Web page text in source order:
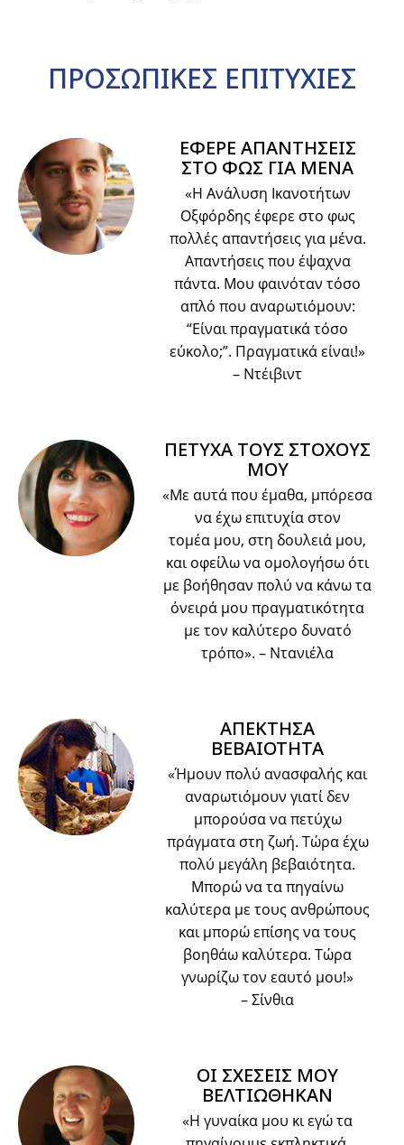
ΠΡΟΣΩΠΙΚΕΣ ΕΠΙΤΥΧΙΕΣ
ΕΦΕΡΕ ΑΠΑΝΤΗΣΕΙΣ
ΣΤΟ ΦΩΣ ΓΙΑ ΜΕΝΑ
«Η Ανάλυση Ικανοτήτων
Οξφόρδης έφερε στο φως
πολλές απαντήσεις για μένα.
Απαντήσεις που έψαχνα
πάντα. Μου φαινόταν τόσο
απλό που αναρωτιόμουν:
“Είναι πραγματικά τόσο
εύκολο;”. Πραγματικά είναι!»
– Ντέιβιντ
ΠΕΤΥΧΑ ΤΟΥΣ ΣΤΟΧΟΥΣ
ΜΟΥ
«Με αυτά που έμαθα, μπόρεσα
να έχω επιτυχία στον
τομέα μου, στη δουλειά μου,
και οφείλω να ομολογήσω ότι
με βοήθησαν πολύ να κάνω τα
όνειρά μου πραγματικότητα
με τον καλύτερο δυνατό
τρόπο». – Ντανιέλα
ΑΠΕΚΤΗΣΑ
ΒΕΒΑΙΟΤΗΤΑ
«Ήμουν πολύ ανασφαλής και
αναρωτιόμουν γιατί δεν
μπορούσα να πετύχω
πράγματα στη ζωή. Τώρα έχω
πολύ μεγάλη βεβαιότητα.
Μπορώ να τα πηγαίνω
καλύτερα με τους ανθρώπους
και μπορώ επίσης να τους
βοηθάω καλύτερα. Τώρα
γνωρίζω τον εαυτό μου!»
– Σίνθια
ΟΙ ΣΧΕΣΕΙΣ ΜΟΥ
ΒΕΛΤΙΩΘΗΚΑΝ
«Η γυναίκα μου κι εγώ τα